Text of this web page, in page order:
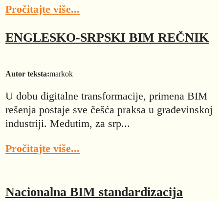
Pročitajte više...
ENGLESKO-SRPSKI BIM REČNIK
Autor teksta:markok
U dobu digitalne transformacije, primena BIM
rešenja postaje sve češća praksa u građevinskoj
industriji. Međutim, za srp...
Pročitajte više...
Nacionalna BIM standardizacija